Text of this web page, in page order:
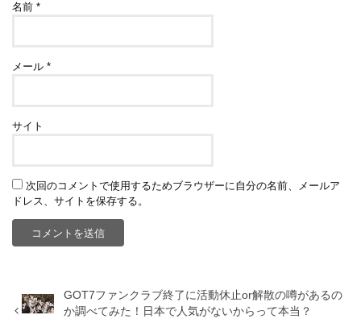
名前*
メール*
サイト
次回のコメントで使用するためブラウザーに自分の名前、メールア
ドレス、サイトを保存する。
GOT7ファンクラブ終了に活動休止or解散の噂があるの
か調べてみた！日本で人気がないからって本当？